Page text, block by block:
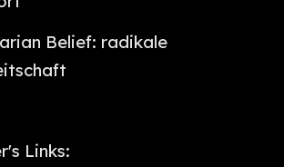
Belief: radikale
Links: